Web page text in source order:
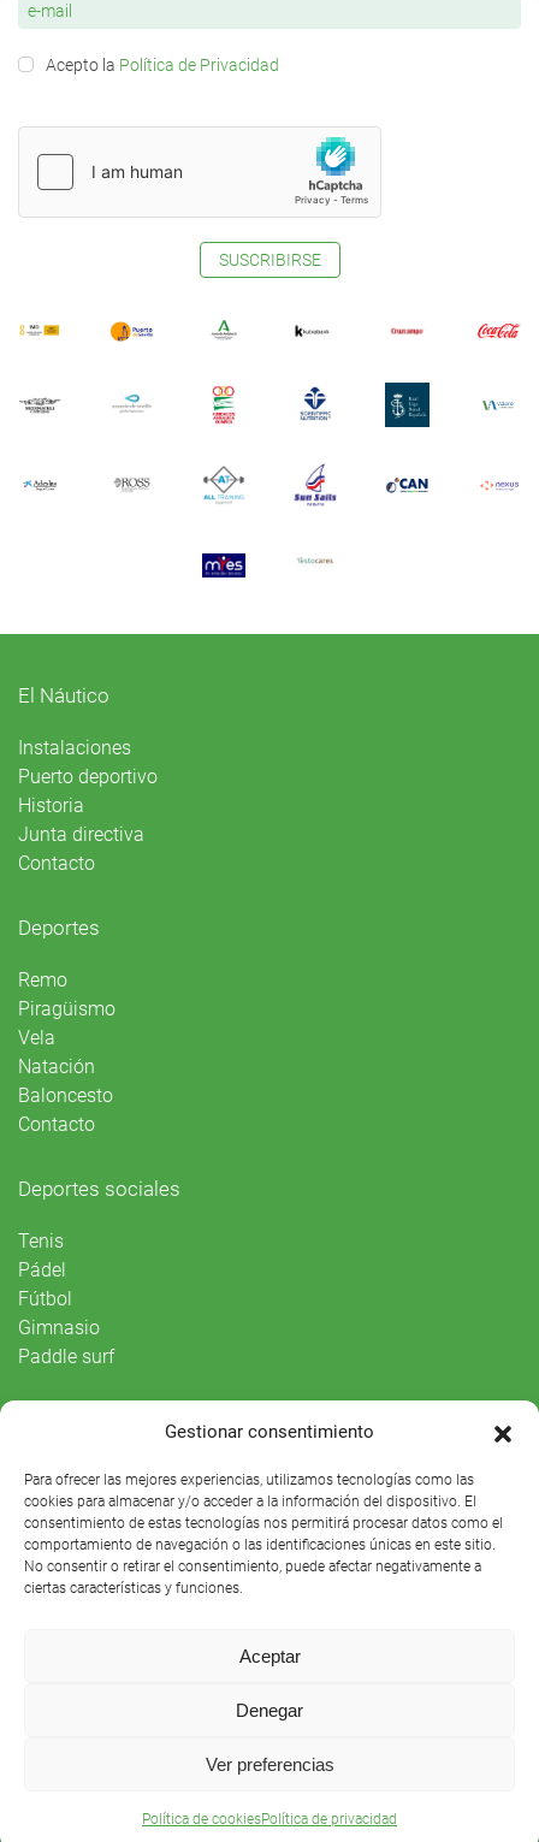
Gestionar consentimiento
Para ofrecer las mejores experiencias, utilizamos tecnologías como las
cookies para almacenar y/o acceder a la información del dispositivo. El
consentimiento de estas tecnologías nos permitirá procesar datos como el
comportamiento de navegación o las identificaciones únicas en este sitio.
No consentir o retirar el consentimiento, puede afectar negativamente a
ciertas características y funciones.
Aceptar
Denegar
Ver preferencias
Política de cookiesPolítica de privacidad
Acepto la Política de Privacidad
SUSCRIBIRSE
El Náutico
Instalaciones
Puerto deportivo
Historia
Junta directiva
Contacto
Deportes
Remo
Piragüismo
Vela
Natación
Baloncesto
Contacto
Deportes sociales
Tenis
Pádel
Fútbol
Gimnasio
Paddle surf
Agenda
Club Náutico Sevilla © 2021 |Aviso legal